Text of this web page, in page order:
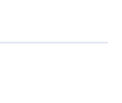
Für
Mit
was man zum